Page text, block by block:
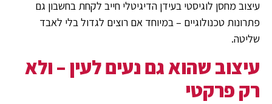
עיצוב מחסן לוגיסטי בעידן הדיגיטלי חייב לקחת בחשבון גם
פתרונות טכנולוגיים – במיוחד אם רוצים לגדול בלי לאבד
שליטה.
עיצוב שהוא גם נעים לעין – ולא
רק פרקטי